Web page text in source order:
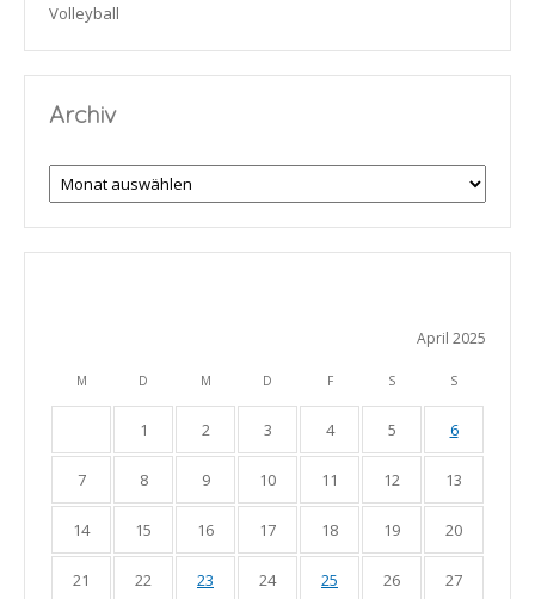
Volleyball
Archiv
Archiv
April 2025
M D M D F S S
1 2 3 4 5 6
7 8 9 10 11 12 13
14 15 16 17 18 19 20
21 22 23 24 25 26 27